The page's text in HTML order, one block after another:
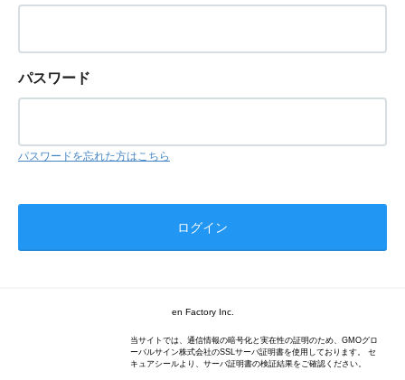
パスワード
パスワードを忘れた方はこちら
en Factory Inc.
当サイトでは、通信情報の暗号化と実在性の証明のため、GMOグロ
ーバルサイン株式会社のSSLサーバ証明書を使用しております。 セ
キュアシールより、サーバ証明書の検証結果をご確認ください。